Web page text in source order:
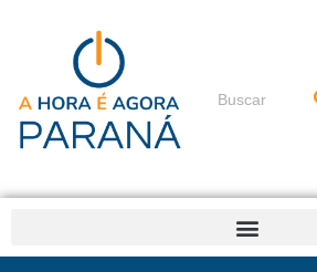
conteúdo
Pesquisar